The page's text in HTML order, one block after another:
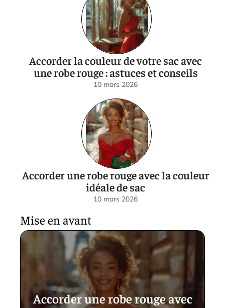
Accorder la couleur de votre sac avec
une robe rouge : astuces et conseils
10 mars 2026
Accorder une robe rouge avec la couleur
idéale de sac
10 mars 2026
Mise en avant
Accorder une robe rouge avec